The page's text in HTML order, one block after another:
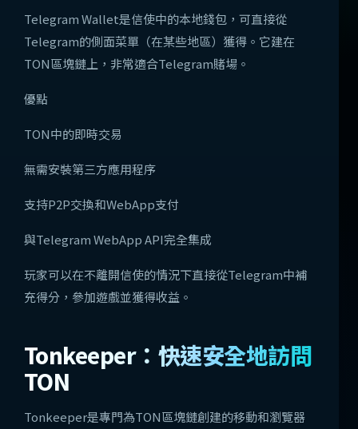
Telegram Wallet是信使中的本地錢包，可直接從
Telegram的側面菜單（在某些地區）獲得。它建在
TON區塊鏈上，非常適合Telegram賭場。
優點
TON中的即時交易
無需安裝第三方應用程序
支持P2P交換和WebApp支付
與Telegram WebApp API完全集成
玩家可以在不離開信使的情況下直接從Telegram中補
充得分，參加遊戲並獲得收益。
Tonkeeper：快速安全地訪問
TON
Tonkeeper是專門為TON區塊鏈創建的移動和瀏覽器